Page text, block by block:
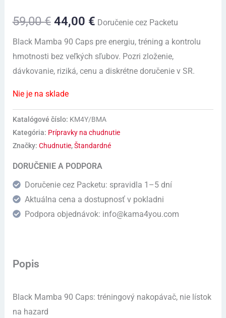
59,00€ 44,00 € Doručenie cez Packetu
Black Mamba 90 Caps pre energiu, tréning a kontrolu
hmotnosti bez veľkých sľubov. Pozri zloženie,
dávkovanie, riziká, cenu a diskrétne doručenie v SR.
Nie je na sklade
Katalógové číslo: KM4Y/BMA
Kategória: Prípravky na chudnutie
Značky: Chudnutie,Štandardné
DORUČENIE A PODPORA
Doručenie cez Packetu: spravidla 1–5 dní
Aktuálna cena a dostupnosť v pokladni
Podpora objednávok: info@kama4you.com
Popis
Black Mamba 90 Caps: tréningový nakopávač, nie lístok
na hazard